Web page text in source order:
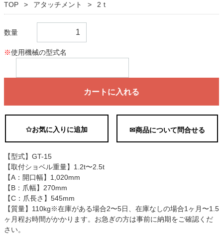
TOP
アタッチメント 2ｔ
数量
※使用機械の型式名
カートに入れる
✩お気に入りに追加 ✉商品について問合せる
【型式】GT-15
【取付ショベル重量】1.2t〜2.5t
【A：開口幅】1,020mm
【B：爪幅】270mm
【C：爪長さ】545mm
【質量】110kg※在庫がある場合2〜5日、在庫なしの場合1ヶ月〜1.5
ヶ月程お時間がかかります。お急ぎの方は事前に納期をご確認くだ
さい。